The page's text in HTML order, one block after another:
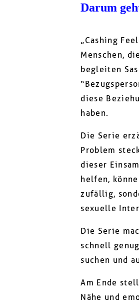
Darum
„Cashing
Menschen,
begleiten
diese
haben.
Die Serie
Problem
dieser
helfen,
zufällig,
sexuelle
Die Serie
schnell
suchen und
Am Ende
Nähe und